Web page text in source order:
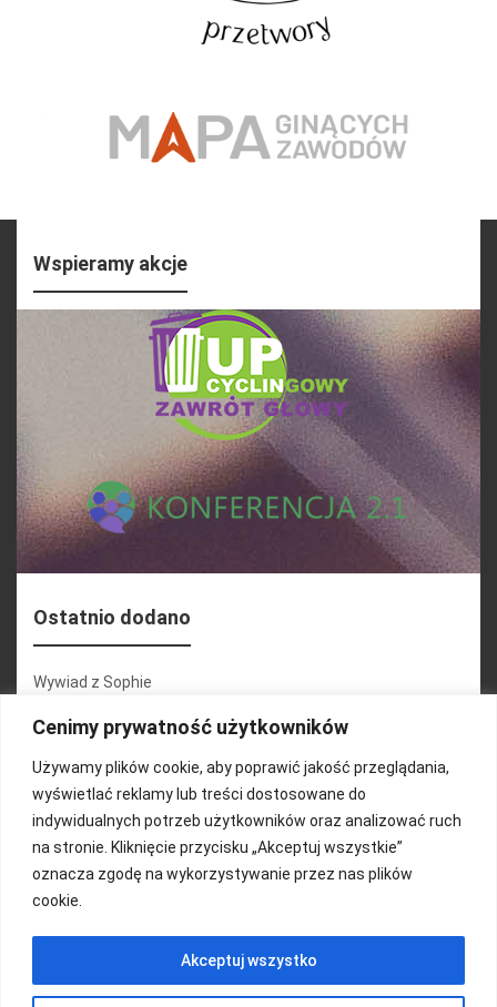
Cenimy prywatność użytkowników
Używamy plików cookie, aby poprawić jakość przeglądania,
wyświetlać reklamy lub treści dostosowane do
indywidualnych potrzeb użytkowników oraz analizować ruch
na stronie. Kliknięcie przycisku „Akceptuj wszystkie”
oznacza zgodę na wykorzystywanie przez nas plików
cookie.
Akceptuj wszystko
Wspieramy akcje
Ostatnio dodano
Wywiad z Sophie
Konferencja 2.1
Martyna Wojciechowska
Relacja zdjęciowa 25.09.2024r (cz.2)
Wywiady z uczestnikami
FUNDACJA KOLOROWO